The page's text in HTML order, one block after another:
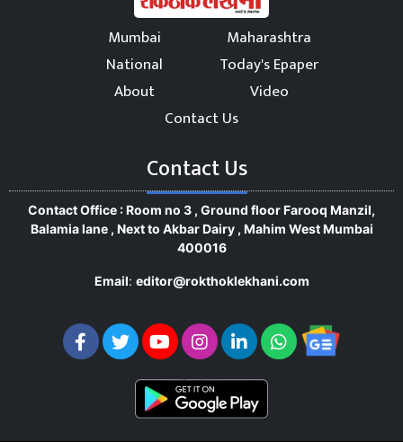
Mumbai
Maharashtra
National
Today's Epaper
About
Video
Contact Us
Contact Us
Contact Office : Room no 3 , Ground floor Farooq Manzil,
Balamia lane , Next to Akbar Dairy , Mahim West Mumbai
400016
Email: editor@rokthoklekhani.com